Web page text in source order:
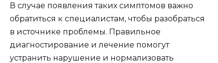
В случае появления таких симптомов важно
обратиться к специалистам, чтобы разобраться
в источнике проблемы. Правильное
диагностирование и лечение помогут
устранить нарушение и нормализовать